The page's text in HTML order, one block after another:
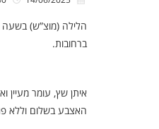
ברחובות.
איתן שץ, עומר מעיין
האצבע בשלום וללא